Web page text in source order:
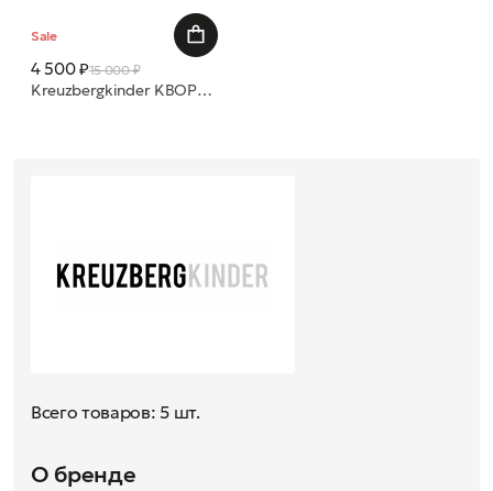
Sale
4 500 ₽15 000 ₽
Kreuzbergkinder KBOP0113 ROB-O C1 BLACK 52 оправа
Всего товаров: 5 шт.
О бренде